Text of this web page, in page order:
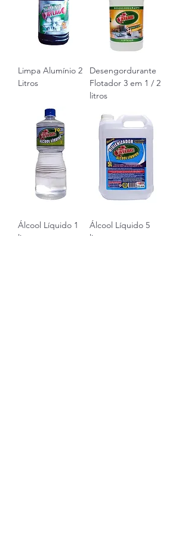
Limpa Alumínio 2
Litros
Desengordurante
Flotador 3 em 1 / 2
litros
Álcool Líquido 1
litro
Álcool Líquido 5
litros